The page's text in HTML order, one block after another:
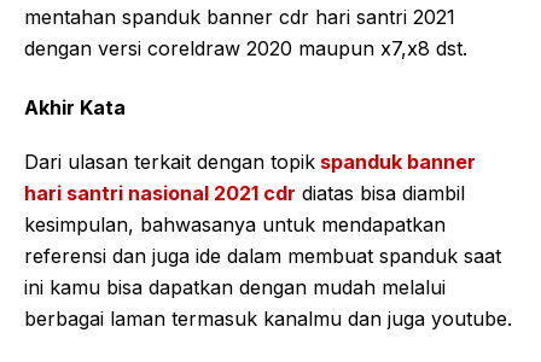
mentahan spanduk banner cdr hari santri 2021
dengan versi coreldraw 2020 maupun x7,x8 dst.
Akhir Kata
Dari ulasan terkait dengan topik spanduk banner
hari santri nasional 2021 cdr diatas bisa diambil
kesimpulan, bahwasanya untuk mendapatkan
referensi dan juga ide dalam membuat spanduk saat
ini kamu bisa dapatkan dengan mudah melalui
berbagai laman termasuk kanalmu dan juga youtube.